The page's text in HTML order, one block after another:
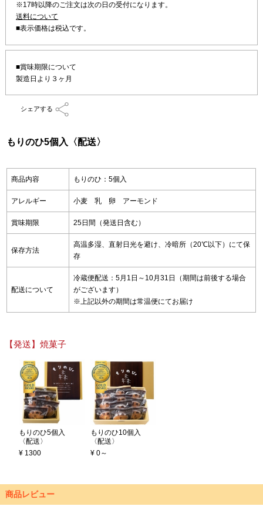
※17時以降のご注文は次の日の受付になります。
送料について
■賞味期限について
製造日より３ヶ月
シェアする
もりのひ5個入〈配送〉
商品内容 もりのひ：5個入
アレルギー 小麦 乳 卵 アーモンド
賞味期限 25日間（発送日含む）
保存方法
高温多湿、直射日光を避け、冷暗所（20℃以下）にて保
存
配送について
冷蔵便配送：5月1日～10月31日（期間は前後する場合
がございます）
※上記以外の期間は常温便にてお届け
【発送】焼菓子
もりのひ5個入
〈配送〉
¥ 1300
もりのひ10個入
〈配送〉
¥ 0～
商品レビュー